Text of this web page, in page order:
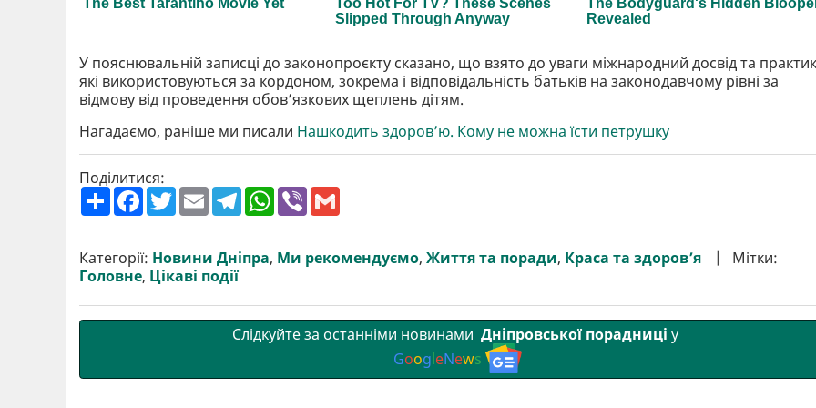
У пояснювальній записці до законопроєкту сказано, що взято до уваги міжнародний досвід та
які використовуються за кордоном, зокрема і відповідальність батьків на законодавчому рівні за
відмову від проведення обов’язкових щеплень дітям.
Нагадаємо, раніше ми писали Нашкодить здоров’ю. Кому не можна їсти петрушку
Поділитися:
П
о
р
и
т
F
a
b
o
o
T
w
t
e
r
E
m
l
T
e
g
r
W
h
s
A
V
r l
Категорії: Новини Дніпра, Ми рекомендуємо, Життя та поради, Краса та здоров’я
Мітки:
Головне, Цікаві події
Слідкуйте за останніми новинами Дніпровської порадниці у
GoogleNews